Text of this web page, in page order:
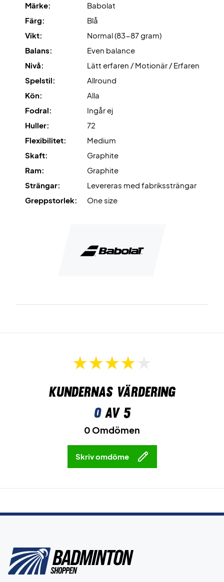
Märke:
Babolat
Färg:
Blå
Vikt:
Normal (83-87 gram)
Balans:
Even balance
Nivå:
Lätt erfaren / Motionär / Erfaren
Spelstil:
Allround
Kön:
Alla
Fodral:
Ingår ej
Huller:
72
Flexibilitet:
Medium
Skaft:
Graphite
Ram:
Graphite
Strängar:
Levereras med fabrikssträngar
Greppstorlek:
One size
Kundernas värdering
0av 5
0 Omdömen
Skriv omdöme